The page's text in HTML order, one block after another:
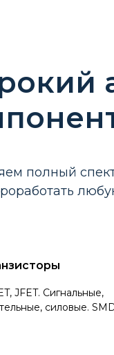
полный
JFET. Сигнальные,
силовые.